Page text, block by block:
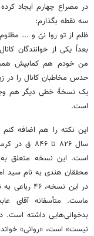
در مصراع چهارم ایجاد
سه نقطه بگذارم:
ظلم از تو روا نیّ و ... مظلوم
بعداً یکی از خوانندگان
من خودم هم کمابیش
حدس مخاطبان کانال را در
یک نسخۀ خطی دیگر هم
است.
این نکته را هم اضافه
سال ۸۲۶ تا
است. این نسخه متعلق
محققان هندی به نام سید
در این
ماست. متأسفانه آقای
بدخوانی‌هایی داشته است.
نیست» است، «روانی»